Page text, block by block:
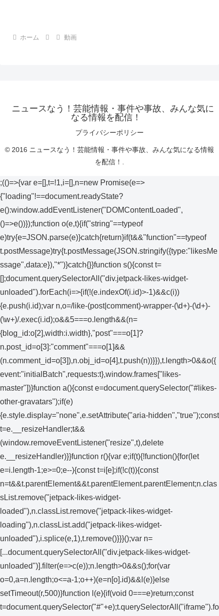
ホーム 動画
ニュースなう！芸能情報・事件や事故、みんな気に
なる情報を配信！
プライバシーポリシー
© 2016 ニュースなう！芸能情報・事件や事故、みんな気になる情報
を配信！.
;(()=>{var e=[],t=!1,i=[],n=new Promise(e=>
{"loading"!==document.readyState?
e():window.addEventListener("DOMContentLoaded",
()=>e())});function o(e,t){if("string"==typeof
e)try{e=JSON.parse(e)}catch{return}if(t&&"function"==typeof
t.postMessage)try{t.postMessage(JSON.stringify({type:"likesMe
ssage",data:e}),"*")}catch{}}function s(){const t=
[];document.querySelectorAll("div.jetpack-likes-widget-
unloaded").forEach(i=>{if(!(e.indexOf(i.id)>-1)&&c(i))
{e.push(i.id);var n,o=/like-(post|comment)-wrapper-(\d+)-(\d+)-
(\w+)/.exec(i.id);o&&5===o.length&&(n=
{blog_id:o[2],width:i.width},"post"===o[1]?
n.post_id=o[3]:"comment"===o[1]&&
(n.comment_id=o[3]),n.obj_id=o[4],t.push(n))}}),t.length>0&&o({
event:"initialBatch",requests:t},window.frames["likes-
master"])}function a(){const e=document.querySelector("#likes-
other-gravatars");if(e)
{e.style.display="none",e.setAttribute("aria-hidden","true");const
t=e.__resizeHandler;t&&
(window.removeEventListener("resize",t),delete
e.__resizeHandler)}}function r(){var e;if(t){!function(){for(let
e=i.length-1;e>=0;e--){const t=i[e];if(!c(t)){const
n=t&&t.parentElement&&t.parentElement.parentElement;n.clas
sList.remove("jetpack-likes-widget-
loaded"),n.classList.remove("jetpack-likes-widget-
loading"),n.classList.add("jetpack-likes-widget-
unloaded"),i.splice(e,1),t.remove()}}}();var n=
[...document.querySelectorAll("div.jetpack-likes-widget-
unloaded")].filter(e=>c(e));n.length>0&&s();for(var
o=0,a=n.length;o<=a-1;o++)(e=n[o].id)&&l(e)}else
setTimeout(r,500)}function l(e){if(void 0===e)return;const
t=document.querySelector("#"+e);t.querySelectorAll("iframe").fo